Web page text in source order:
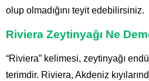
olup olmadığını teyit edebilirsiniz.
Riviera Zeytinyağı Ne
“Riviera” kelimesi, zeytinyağı
terimdir. Riviera, Akdeniz